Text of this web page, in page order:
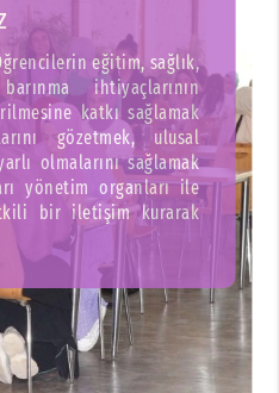
Rekabet
kadrosu ile eğitim ve
gereken desteği
eder, gelişen dünyada
ederiz.